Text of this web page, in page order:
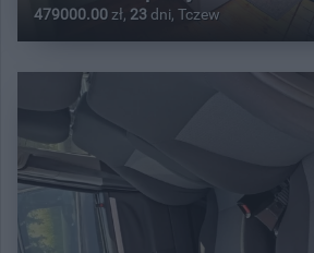
479000.00 zł, 23 dni, Tczew